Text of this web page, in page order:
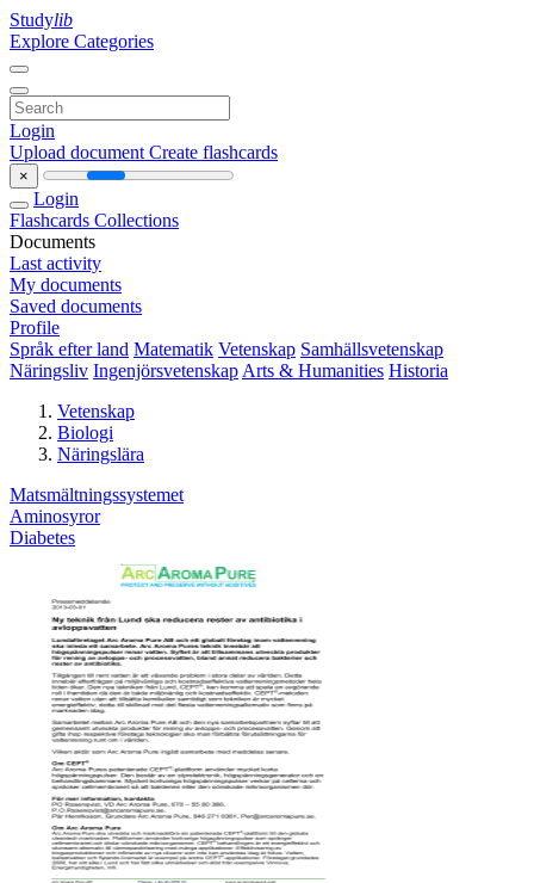
Studylib
Explore Categories
Login
Upload document Create flashcards
×
Login
Flashcards Collections
Documents
Last activity
My documents
Saved documents
Profile
Språk efter land Matematik Vetenskap Samhällsvetenskap
Näringsliv Ingenjörsvetenskap Arts & Humanities Historia
Vetenskap
Biologi
Näringslära
Matsmältningssystemet
Aminosyror
Diabetes